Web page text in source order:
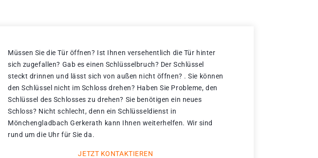
Müssen Sie die Tür öffnen? Ist Ihnen versehentlich die Tür hinter
sich zugefallen? Gab es einen Schlüsselbruch? Der Schlüssel
steckt drinnen und lässt sich von außen nicht öffnen? . Sie können
den Schlüssel nicht im Schloss drehen? Haben Sie Probleme, den
Schlüssel des Schlosses zu drehen? Sie benötigen ein neues
Schloss? Nicht schlecht, denn ein Schlüsseldienst in
Mönchengladbach Gerkerath kann Ihnen weiterhelfen. Wir sind
rund um die Uhr für Sie da.
JETZT KONTAKTIEREN